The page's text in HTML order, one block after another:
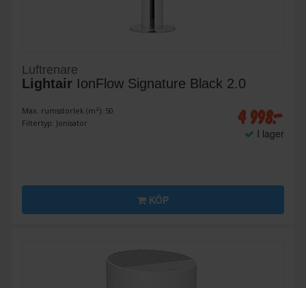
Luftrenare
Lightair IonFlow Signature Black 2.0
Max. rumsstorlek (m²): 50
Filtertyp: Jonisator
4 998:-
I lager
KÖP